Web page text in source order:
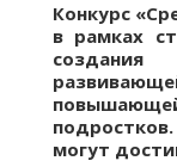
Конкурс
в рамках
могут